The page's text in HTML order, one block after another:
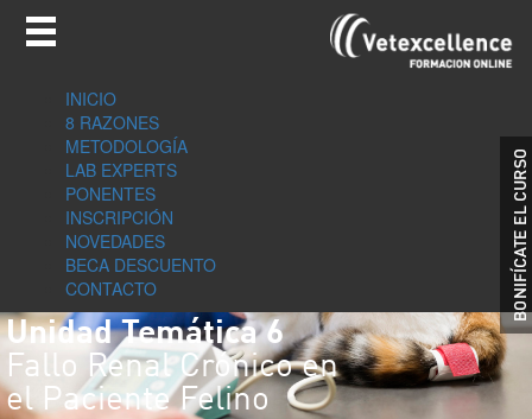
INICIO
8 RAZONES
METODOLOGÍA
LAB EXPERTS
PONENTES
INSCRIPCIÓN
NOVEDADES
BECA DESCUENTO
CONTACTO
Unidad Temática 6
Fallo Renal Crónico en
el Paciente Felino